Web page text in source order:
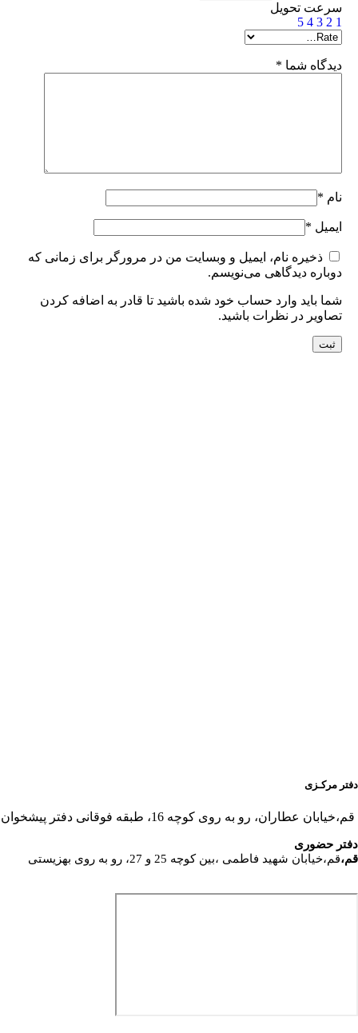
سرعت تحویل
1
2
3
4
5
دیدگاه شما *
نام *
ایمیل *
ذخیره نام، ایمیل و وبسایت من در مرورگر برای زمانی که
دوباره دیدگاهی می‌نویسم.
شما باید وارد حساب خود شده باشید تا قادر به اضافه کردن
تصاویر در نظرات باشید.
دفتر مرکـزی
قم،خیابان عطاران، رو به روی کوچه 16، طبقه فوقانی دفتر پیشخوان
دفتر حضوری
قم،قم،خیابان شهید فاطمی ،بین کوچه 25 و 27، رو به روی بهزیستی